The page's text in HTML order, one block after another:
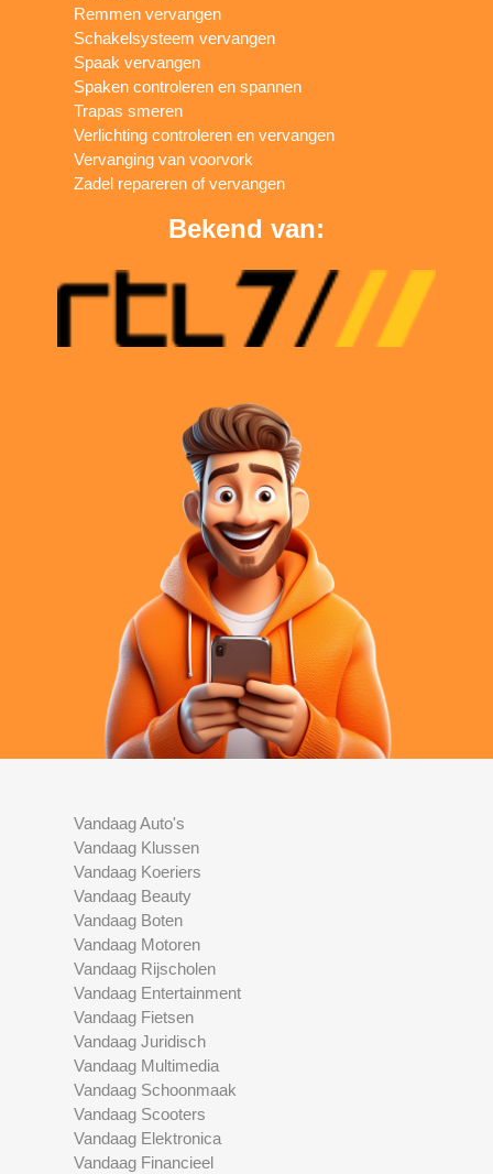
Remmen vervangen
Schakelsysteem vervangen
Spaak vervangen
Spaken controleren en spannen
Trapas smeren
Verlichting controleren en vervangen
Vervanging van voorvork
Zadel repareren of vervangen
Bekend van:
Vandaag Auto's
Vandaag Klussen
Vandaag Koeriers
Vandaag Beauty
Vandaag Boten
Vandaag Motoren
Vandaag Rijscholen
Vandaag Entertainment
Vandaag Fietsen
Vandaag Juridisch
Vandaag Multimedia
Vandaag Schoonmaak
Vandaag Scooters
Vandaag Elektronica
Vandaag Financieel